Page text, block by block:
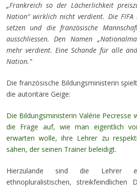
„Frankreich so der Lächerlichkeit
Nation“ wirklich nicht verdient. Die FIFA
setzen und die französische
ausschliessen. Den Namen
mehr verdient. Eine Schande für alle
Nation.“
Die französische Bildungsministerin
die autoritäre Geige:
Die Bildungsministerin Valérie Pecresse
die Frage auf, wie man eigentlich
erwarten wolle, ihre Lehrer zu
sähen, der seinen Trainer beleidigt.
Hierzulande sind die Lehrer
ethnopluralistischen,